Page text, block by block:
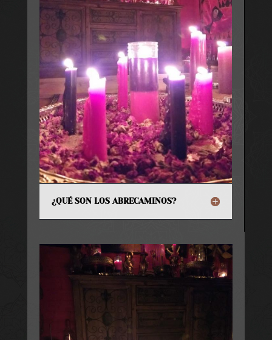
¿QUÉ SON LOS ABRECAMINOS?